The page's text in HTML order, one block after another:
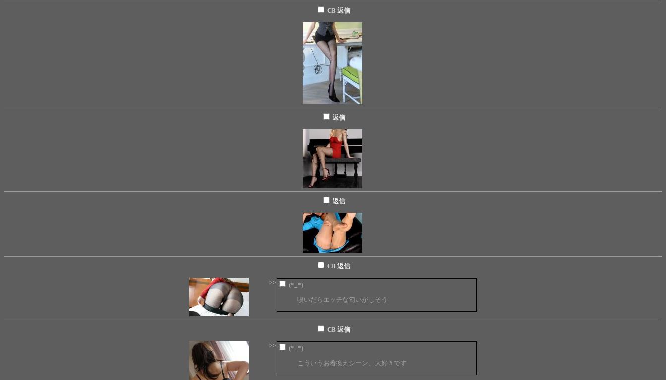
CB 返信
返信
返信
CB 返信
>>
(*_*)
嗅いだらエッチな匂いがしそう
CB 返信
>>
(*_*)
こういうお着換えシーン、大好きです